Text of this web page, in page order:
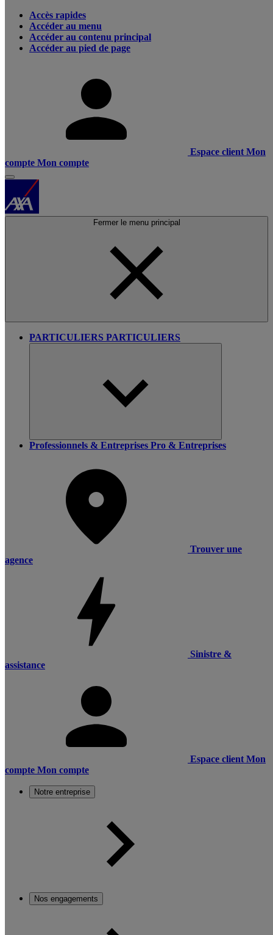
Accès rapides
Accéder au menu
Accéder au contenu principal
Accéder au pied de page
Espace client Mon
compte Mon compte
Fermer le menu principal
PARTICULIERS PARTICULIERS
Professionnels & Entreprises Pro & Entreprises
Trouver une
agence
Sinistre &
assistance
Espace client Mon
compte Mon compte
Notre entreprise
Nos engagements